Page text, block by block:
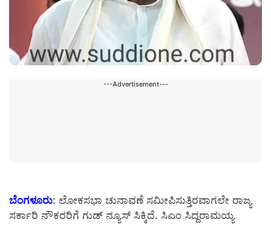
---Advertisement---
ಬೆಂಗಳೂರು: ಲೋಕಸಭಾ ಚುನಾವಣೆ ಸಮೀಪಿಸುತ್ತಿರವಾಗಲೇ ರಾಜ್ಯ
ಸರ್ಕಾರಿ ನೌಕರರಿಗೆ ಗುಡ್ ನ್ಯೂಸ್ ಸಿಕ್ಕಿದೆ. ಸಿಎಂ ಸಿದ್ದರಾಮಯ್ಯ